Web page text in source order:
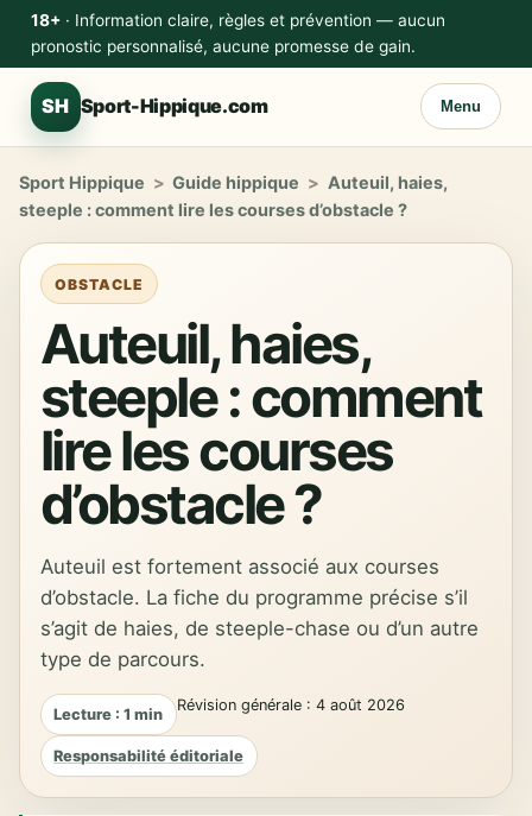
18+· Information claire, règles et prévention — aucun
pronostic personnalisé, aucune promesse de gain.
SH Sport-Hippique.com Menu
Sport Hippique > Guide hippique > Auteuil, haies,
steeple : comment lire les courses d’obstacle ?
OBSTACLE
Auteuil, haies,
steeple : comment
lire les courses
d’obstacle ?
Auteuil est fortement associé aux courses
d’obstacle. La fiche du programme précise s’il
s’agit de haies, de steeple-chase ou d’un autre
type de parcours.
Lecture : 1 min Révision générale : 4 août 2026
Responsabilité éditoriale